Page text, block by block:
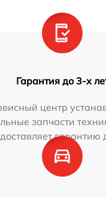
Гарантия до 3-х
центр
запчасти
гарантию